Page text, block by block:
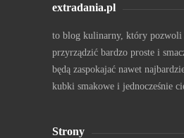
extradania.pl
to blog kulinarny, który pozwoli
przyrządzić bardzo proste i
będą zaspokajać nawet
kubki smakowe i jednocześnie
Strony